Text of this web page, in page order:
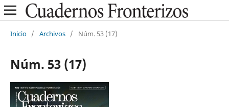
Inicio / Archivos / Núm. 53 (17)
Núm. 53 (17)